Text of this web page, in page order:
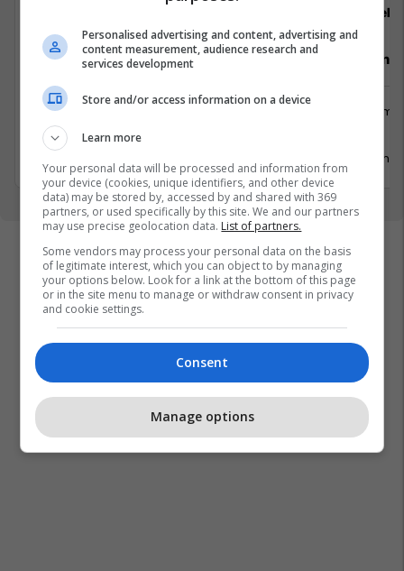
Chief Operating Officer
Menaxhment
Prishtinë
Punëtor
11
Personalised advertising and content, advertising and
content measurement, audience research and
services development
Store and/or access information on a device
Learn more
Your personal data will be processed and information from
your device (cookies, unique identifiers, and other device
data) may be stored by, accessed by and shared with 369
partners, or used specifically by this site. We and our partners
may use precise geolocation data. List of partners.
Some vendors may process your personal data on the basis
of legitimate interest, which you can object to by managing
your options below. Look for a link at the bottom of this page
or in the site menu to manage or withdraw consent in privacy
and cookie settings.
Consent
Manage options